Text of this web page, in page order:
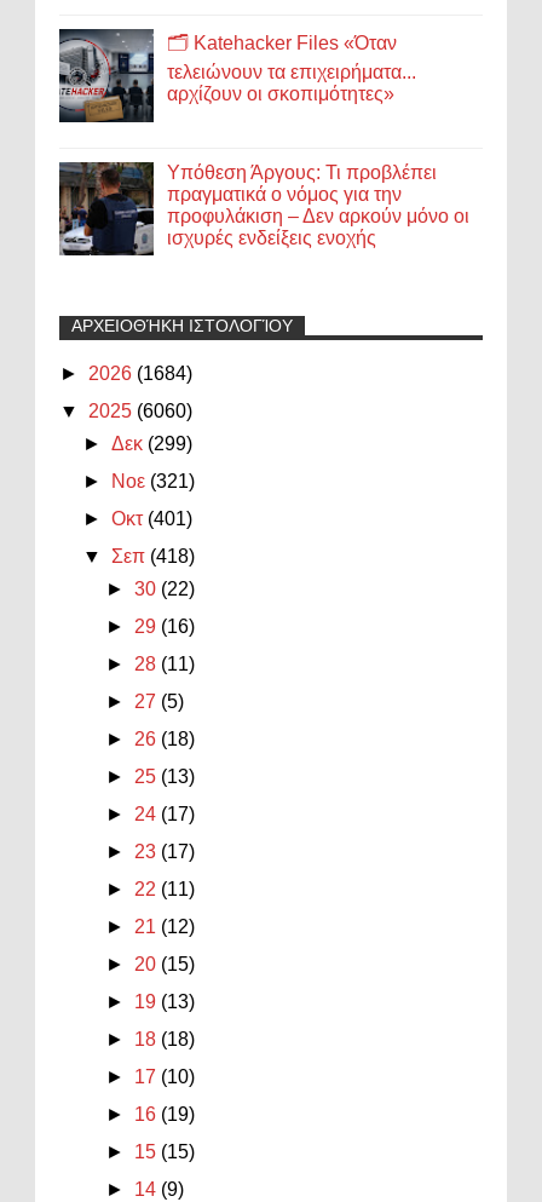
🗂️ Katehacker Files «Όταν
τελειώνουν τα επιχειρήματα...
αρχίζουν οι σκοπιμότητες»
Υπόθεση Άργους: Τι προβλέπει
πραγματικά ο νόμος για την
προφυλάκιση – Δεν αρκούν μόνο οι
ισχυρές ενδείξεις ενοχής
ΑΡΧΕΙΟΘΉΚΗ ΙΣΤΟΛΟΓΊΟΥ
► 2026 (1684)
▼ 2025 (6060)
►Δεκ (299)
►
Νοε (321)
►Οκτ (401)
▼ Σεπ (418)
►30 (22)
► 29 (16)
► 28 (11)
► 27 (5)
► 26 (18)
► 25 (13)
► 24 (17)
► 23 (17)
► 22 (11)
► 21 (12)
► 20 (15)
► 19 (13)
► 18 (18)
► 17 (10)
► 16 (19)
► 15 (15)
► 14 (9)